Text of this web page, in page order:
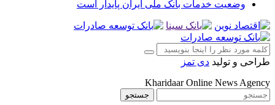
وضعیت خدمات بانک ملی ایران پایدار است
طراحی و تولید دی تمز
Kharidaar Online News Agency
جستجو